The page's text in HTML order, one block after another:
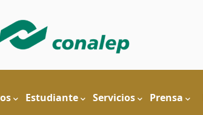
Estudiante Servicios Prensa